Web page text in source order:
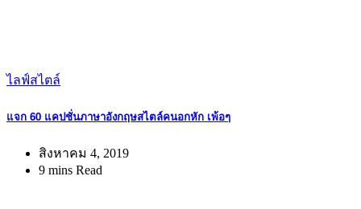
ไลฟ์สไตล์
แจก 60 แคปชั่นภาษาอังกฤษสไตล์คนอกหัก เพ้อๆ
สิงหาคม 4, 2019
9 mins Read